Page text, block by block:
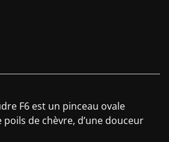
F6 est un pinceau ovale
de chèvre, d’une douceur